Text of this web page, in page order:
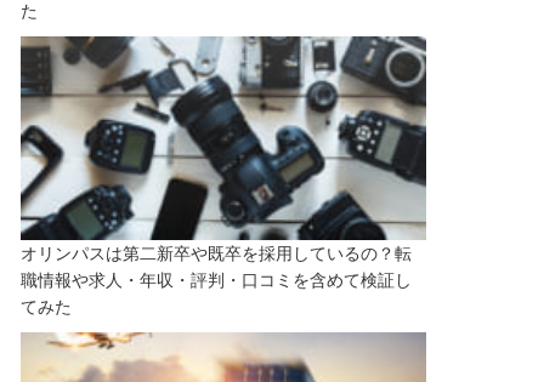
た
オリンパスは第二新卒や既卒を採用しているの？転
職情報や求人・年収・評判・口コミを含めて検証し
てみた